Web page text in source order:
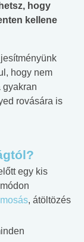
hogy
kellene
hogy nem
gyakran
rovására is
egy kis
, átöltözés